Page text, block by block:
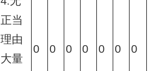
正当
理由
大量
0 0 0 0 0 0 0